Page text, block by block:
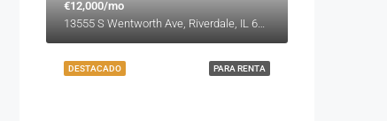
€12,000/mo
PARA RENTA
DESTACADO